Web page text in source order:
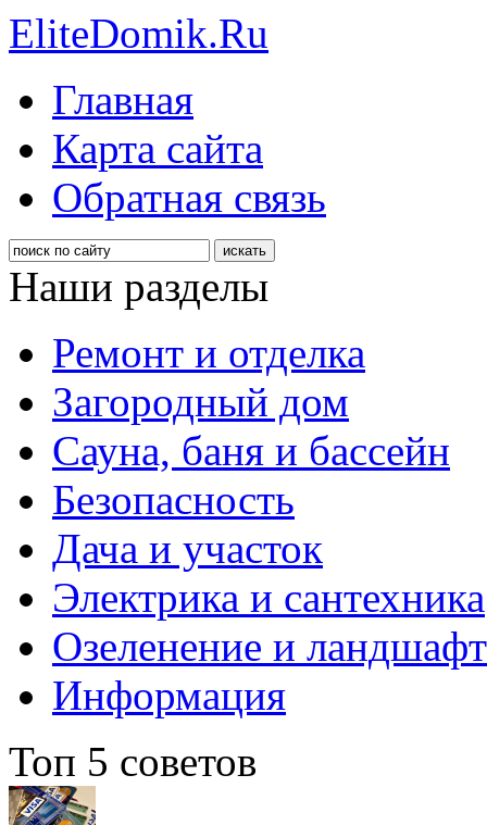
EliteDomik.Ru
Главная
Карта сайта
Обратная связь
Наши разделы
Ремонт и отделка
Загородный дом
Сауна, баня и бассейн
Безопасность
Дача и участок
Электрика и сантехника
Озеленение и
Информация
Топ 5 советов